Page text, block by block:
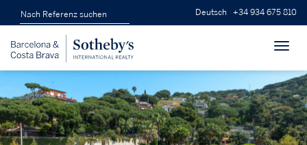
Deutsch +34 934 675 810